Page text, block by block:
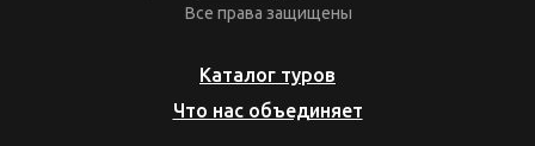
Каталог туров
Что нас объединяет
Все права защищены